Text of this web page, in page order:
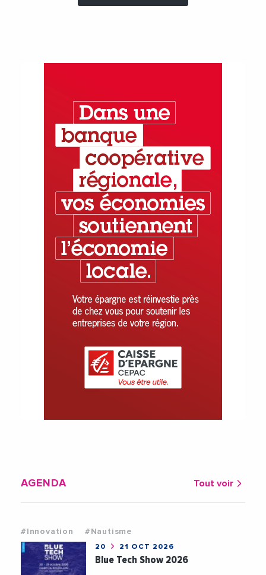
AGENDA Tout voir
#Innovation #Nautisme
20 21 OCT 2026
Blue Tech Show 2026